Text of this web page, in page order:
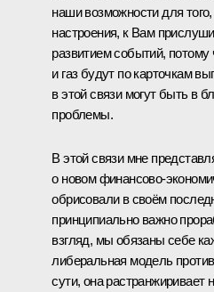
наши возможности для
настроения, к Вам
развитием событий, потому
и газ будут по карточкам
в этой связи могут быть в
проблемы.
В этой связи мне
о новом финансово-
обрисовали в своём
принципиально важно
взгляд, мы обязаны себе
либеральная модель
сути, она